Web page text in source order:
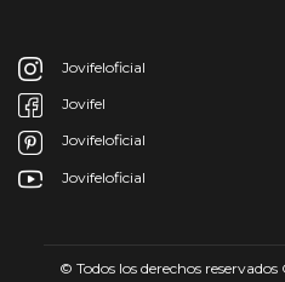
Jovifeloficial
Jovifel
Jovifeloficial
Jovifeloficial
© Todos los derechos